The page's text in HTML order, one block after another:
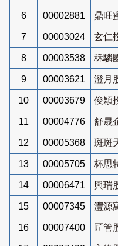
6 00002881 鼎旺
7 00003024 玄仁
8 00003538 秝驎
9 00003621 澄月
10 00003679 俊穎
11 00004776 舒晟
12 00005368 斑斑
13 00005705 杯思
14 00006471 興瑞
15 00007345 灃源
16 00007400 匠管